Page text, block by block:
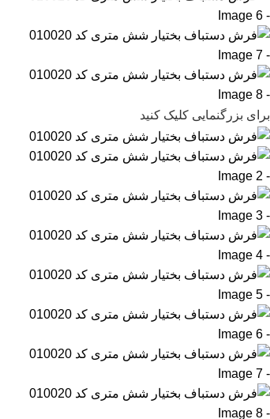
برای بزرگنمایی کلیک کنید